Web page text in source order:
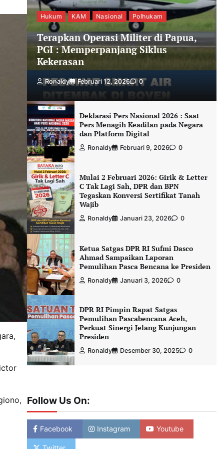
Hukum KAM Nasional Polhukam
Terapkan Operasi Militer di Papua,
PGI : Memperpanjang Siklus
Kekerasan
Ronaldy Februari 12, 2026 0
Deklarasi Pers Nasional 2026 : Saat
Pers Menagih Keadilan pada Negara
dan Platform Digital
Ronaldy Februari 9, 2026 0
Mulai 2 Februari 2026: Girik & Letter
C Tak Lagi Sah, DPR dan BPN
Tegaskan Konversi Sertifikat Tanah
Wajib
Ronaldy Januari 23, 2026 0
Ketua Satgas DPR RI Sufmi Dasco
Ahmad Sampaikan Laporan
Pemulihan Pasca Bencana ke Presiden
Ronaldy Januari 3, 2026 0
DPR RI Pimpin Rapat Satgas
Pemulihan Pascabencana Aceh,
Perkuat Sinergi Jelang Kunjungan
Presiden
Ronaldy Desember 30, 2025 0
Follow Us On:
Facebook Instagram Youtube